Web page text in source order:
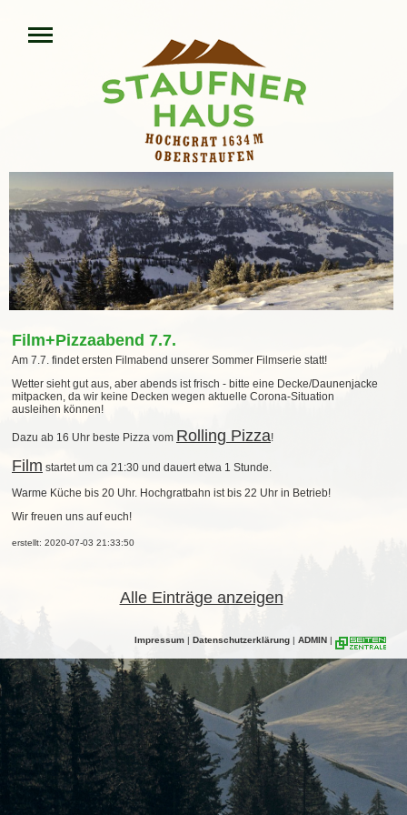
Film+Pizzaabend 7.7.
Am 7.7. findet ersten Filmabend unserer Sommer Filmserie statt!
Wetter sieht gut aus, aber abends ist frisch - bitte eine Decke/Daunenjacke
mitpacken, da wir keine Decken wegen aktuelle Corona-Situation
ausleihen können!
Dazu ab 16 Uhr beste Pizza vom Rolling Pizza!
Film startet um ca 21:30 und dauert etwa 1 Stunde.
Warme Küche bis 20 Uhr. Hochgratbahn ist bis 22 Uhr in Betrieb!
Wir freuen uns auf euch!
erstellt: 2020-07-03 21:33:50
Alle Einträge anzeigen
Impressum | Datenschutzerklärung | ADMIN |